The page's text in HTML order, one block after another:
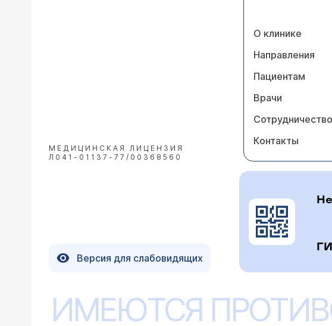
МЕДИЦИНСКАЯ ЛИЦЕНЗИЯ
Л041-01137-77/00368560
О клинике
Направления
Пациентам
Врачи
Сотрудничество
Контакты
Версия для слабовидящих
ИМЕЮТСЯ